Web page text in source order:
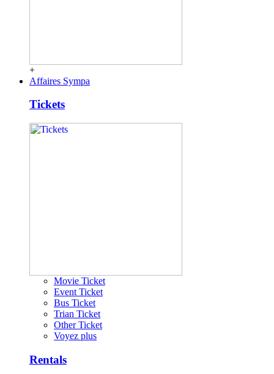
+
Affaires Sympa
Tickets
Movie Ticket
Event Ticket
Bus Ticket
Trian Ticket
Other Ticket
Voyez plus
Rentals